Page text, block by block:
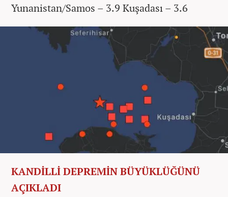
Yunanistan/Samos – 3.9 Kuşadası – 3.6
KANDİLLİ DEPREMİN BÜYÜKLÜĞÜNÜ
AÇIKLADI